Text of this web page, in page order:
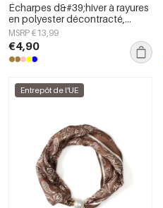
Écharpes d&#39;hiver à rayures
en polyester décontracté,
accessoires du quotidien
MSRP €13,99
€4,90
Entrepôt de l'UE